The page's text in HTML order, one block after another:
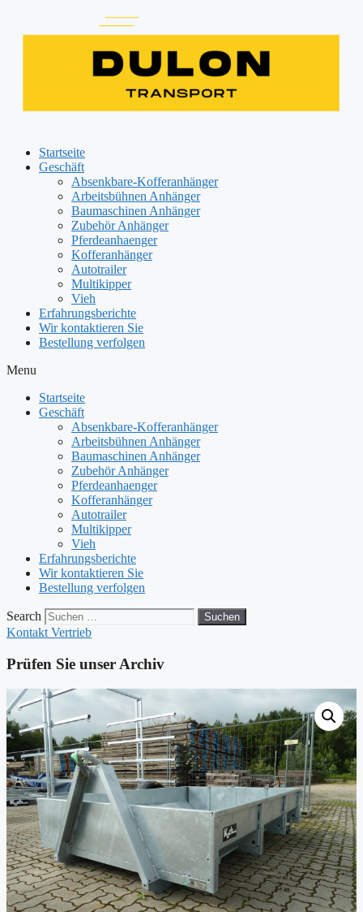
Startseite
Geschäft
Absenkbare-Kofferanhänger
Arbeitsbühnen Anhänger
Baumaschinen Anhänger
Zubehör Anhänger
Pferdeanhaenger
Kofferanhänger
Autotrailer
Multikipper
Vieh
Erfahrungsberichte
Wir kontaktieren Sie
Bestellung verfolgen
Menu
Startseite
Geschäft
Absenkbare-Kofferanhänger
Arbeitsbühnen Anhänger
Baumaschinen Anhänger
Zubehör Anhänger
Pferdeanhaenger
Kofferanhänger
Autotrailer
Multikipper
Vieh
Erfahrungsberichte
Wir kontaktieren Sie
Bestellung verfolgen
Search Suchen
Kontakt Vertrieb
Prüfen Sie unser Archiv